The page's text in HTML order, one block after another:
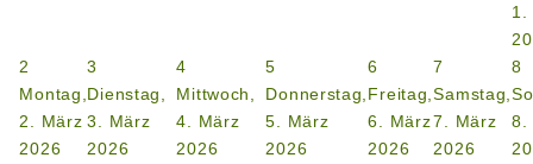
1.
2
Montag,
2. März
2026
3
Dienstag,
3. März
2026
4
Mittwoch,
4. März
2026
5
Donnerstag,
5. März
2026
6
Freitag,
6. März
2026
7
Samstag,
7. März
2026
8
8.